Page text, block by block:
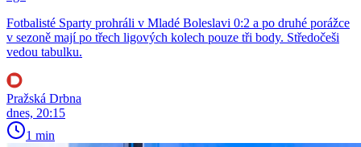
Fotbalisté Sparty prohráli v Mladé Boleslavi 0:2 a po druhé porážce
v sezoně mají po třech ligových kolech pouze tři body. Středočeši
vedou tabulku.
Pražská Drbna
dnes, 20:15
1 min